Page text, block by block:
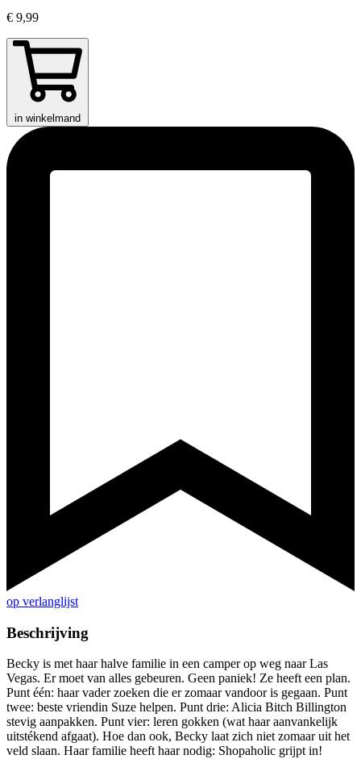
€ 9,99
in winkelmand
op verlanglijst
Beschrijving
Becky is met haar halve familie in een camper op weg naar Las
Vegas. Er moet van alles gebeuren. Geen paniek! Ze heeft een plan.
Punt één: haar vader zoeken die er zomaar vandoor is gegaan. Punt
twee: beste vriendin Suze helpen. Punt drie: Alicia Bitch Billington
stevig aanpakken. Punt vier: leren gokken (wat haar aanvankelijk
uitstékend afgaat). Hoe dan ook, Becky laat zich niet zomaar uit het
veld slaan. Haar familie heeft haar nodig: Shopaholic grijpt in!